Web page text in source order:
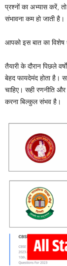
प्रश्नों का अभ्यास करें,
संभावना कम हो जाती है।
आपको इस बात का विशेष
तैयारी के दौरान पिछले
बेहद फायदेमंद होता है।
चाहिए। सही रणनीति और
करना बिल्कुल संभव है।